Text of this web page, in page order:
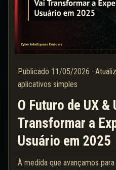
Publicado 11/05/2026 ·
aplicativos simples
O Futuro de UX &
Transformar a
Usuário em 2025
À medida que avançamos